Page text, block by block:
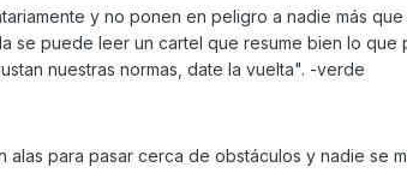
y no ponen en peligro a nadie más que
se puede leer un cartel que resume bien lo que
nuestras normas, date la vuelta". -verde
para pasar cerca de obstáculos y nadie se